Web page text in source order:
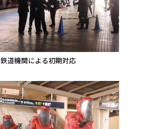
鉄道機関による初期対応